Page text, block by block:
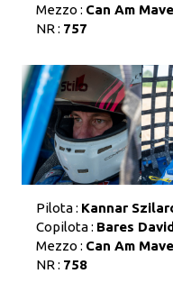
Mezzo : Can Am
NR : 757
Pilota : Kannar
Copilota : Bares
Mezzo : Can Am
NR : 758